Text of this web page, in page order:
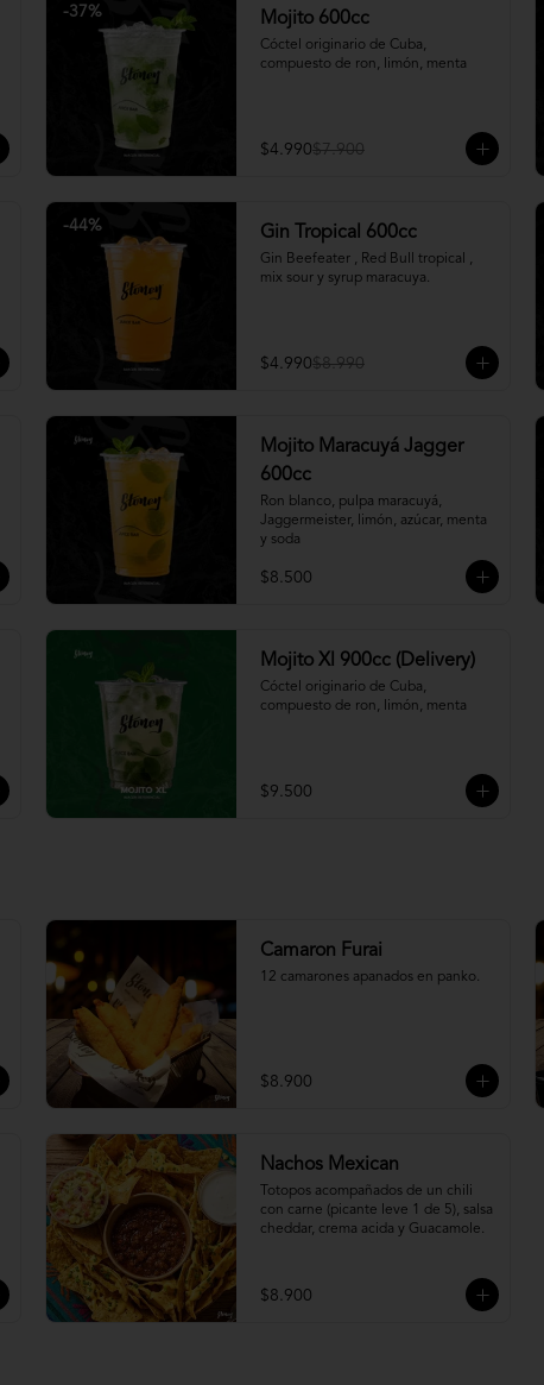
-37% Mojito 600cc
Cóctel originario de Cuba,
compuesto de ron, limón, menta
$4.990$7.900
-44% Gin Tropical 600cc
Gin Beefeater , Red Bull tropical ,
mix sour y syrup maracuya.
$4.990$8.990
Mojito Maracuyá Jagger
600cc
Ron blanco, pulpa maracuyá,
Jaggermeister, limón, azúcar, menta
y soda
$8.500
Mojito Xl 900cc (Delivery)
Cóctel originario de Cuba,
compuesto de ron, limón, menta
$9.500
Camaron Furai
12 camarones apanados en panko.
$8.900
Nachos Mexican
Totopos acompañados de un chili
con carne (picante leve 1 de 5), salsa
cheddar, crema acida y Guacamole.
$8.900